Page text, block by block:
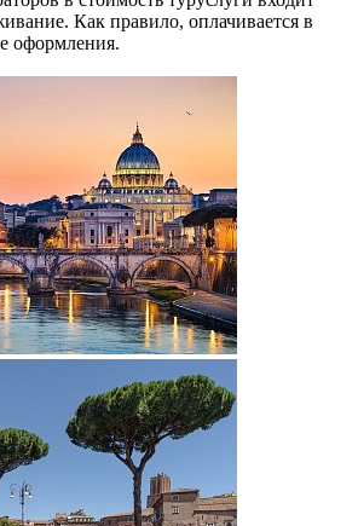
Как правило, оплачивается в
оформления.